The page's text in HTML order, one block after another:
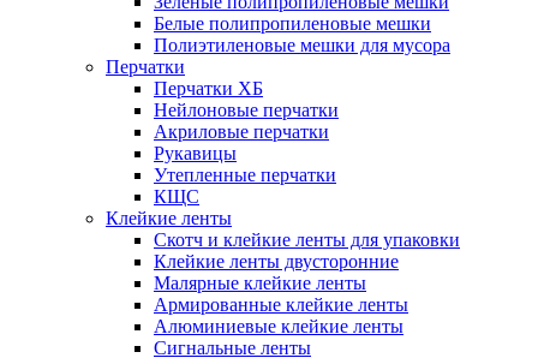
Белые полипропиленовые мешки
Полиэтиленовые мешки для мусора
Перчатки
Перчатки ХБ
Нейлоновые перчатки
Акриловые перчатки
Рукавицы
Утепленные перчатки
КЩС
Клейкие ленты
Скотч и клейкие ленты для упаковки
Клейкие ленты двусторонние
Малярные клейкие ленты
Армированные клейкие ленты
Алюминиевые клейкие ленты
Сигнальные ленты